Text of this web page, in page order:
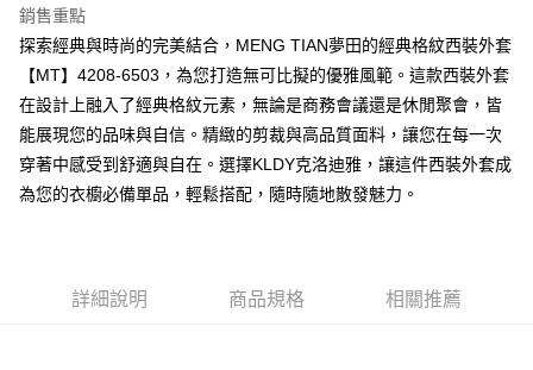
運送方式
全家取貨付款
免運費
付款後全家取貨
免運費
銷售重點
探索經典與時尚的完美結合，MENG TIAN夢田的經典格紋西裝外套
【MT】4208-6503，為您打造無可比擬的優雅風範。這款西裝外套
在設計上融入了經典格紋元素，無論是商務會議還是休閒聚會，皆
能展現您的品味與自信。精緻的剪裁與高品質面料，讓您在每一次
穿著中感受到舒適與自在。選擇KLDY克洛迪雅，讓這件西裝外套成
為您的衣櫥必備單品，輕鬆搭配，隨時隨地散發魅力。
詳細說明 商品規格 相關推薦